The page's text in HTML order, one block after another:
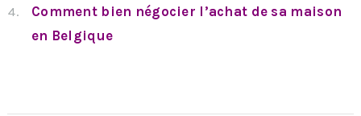
Comment bien négocier l’achat de sa maison
en Belgique